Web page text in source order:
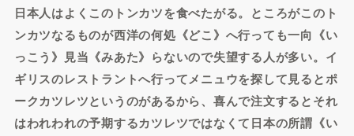
日本人はよくこのトンカツを食べたがる。ところがこのト
ンカツなるものが西洋の何処《どこ》へ行っても一向《い
っこう》見当《みあた》らないので失望する人が多い。イ
ギリスのレストラントへ行ってメニュウを探して見るとポ
ークカツレツというのがあるから、喜んで注文するとそれ
はわれわれの予期するカツレツではなくて日本の所謂《い